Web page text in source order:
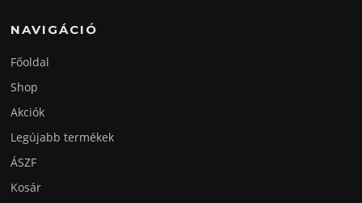
NAVIGÁCIÓ
Főoldal
Shop
Akciók
Legújabb termékek
ÁSZF
Kosár